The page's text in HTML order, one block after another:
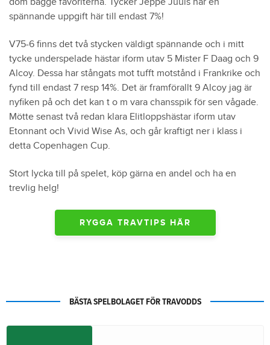
spännande uppgift här till endast 7%!
V75-6 finns det två stycken väldigt spännande och i mitt
tycke underspelade hästar iform utav 5 Mister F Daag och 9
Alcoy. Dessa har stångats mot tufft motstånd i Frankrike och
fynd till endast 7 resp 14%. Det är framförallt 9 Alcoy jag är
nyfiken på och det kan t o m vara chansspik för sen vågade.
Mötte senast två redan klara Elitloppshästar iform utav
Etonnant och Vivid Wise As, och går kraftigt ner i klass i
detta Copenhagen Cup.
Stort lycka till på spelet, köp gärna en andel och ha en
trevlig helg!
RYGGA TRAVTIPS HÄR
BÄSTA SPELBOLAGET FÖR TRAVODDS